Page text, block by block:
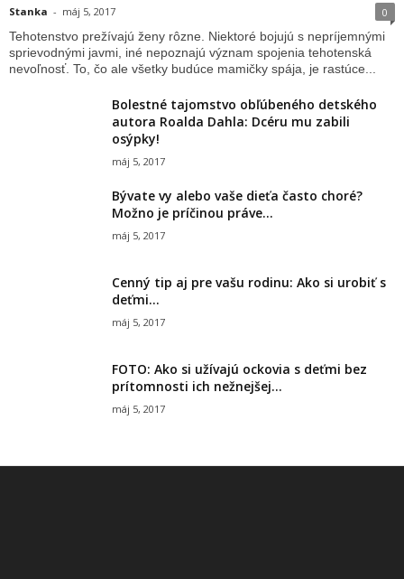
Stanka - máj 5, 2017 0
Tehotenstvo prežívajú ženy rôzne. Niektoré bojujú s nepríjemnými
sprievodnými javmi, iné nepoznajú význam spojenia tehotenská
nevoľnosť. To, čo ale všetky budúce mamičky spája, je rastúce...
Bolestné tajomstvo obľúbeného detského
autora Roalda Dahla: Dcéru mu zabili
osýpky!
máj 5, 2017
Bývate vy alebo vaše dieťa často choré?
Možno je príčinou práve...
máj 5, 2017
Cenný tip aj pre vašu rodinu: Ako si urobiť s
deťmi...
máj 5, 2017
FOTO: Ako si užívajú ockovia s deťmi bez
prítomnosti ich nežnejšej...
máj 5, 2017